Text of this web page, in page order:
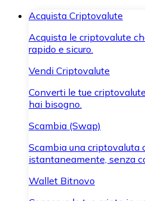
Acquista Criptovalute
Acquista le criptovalute
rapido e sicuro.
Vendi Criptovalute
Converti le tue
hai bisogno.
Scambia (Swap)
Scambia una criptovaluta
istantaneamente, senza
Wallet Bitnovo